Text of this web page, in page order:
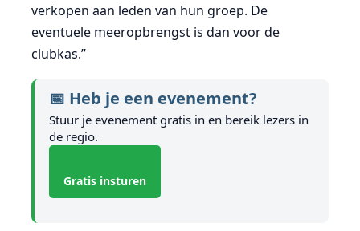
verkopen aan leden van hun groep. De
eventuele meeropbrengst is dan voor de
clubkas.”
📅 Heb je een evenement?
Stuur je evenement gratis in en bereik lezers in
de regio.
Gratis insturen